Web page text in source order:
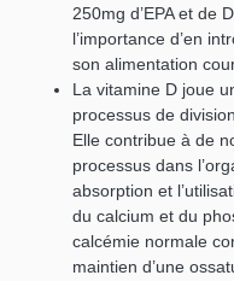
250mg d’EPA et de
l’importance d’en
son alimentation
La vitamine D joue
processus de
Elle contribue à de
processus dans
absorption et
du calcium et du
calcémie normale
maintien d’une